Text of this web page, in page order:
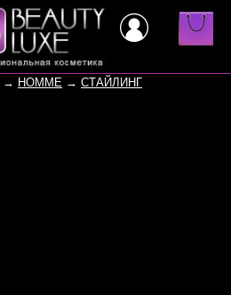
→ HOMME → СТАЙЛИНГ